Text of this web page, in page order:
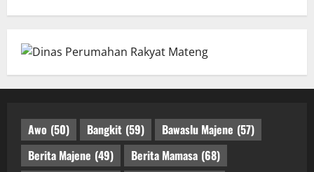
Awo (50) Bangkit (59) Bawaslu Majene (57)
Berita Majene (49) Berita Mamasa (68)